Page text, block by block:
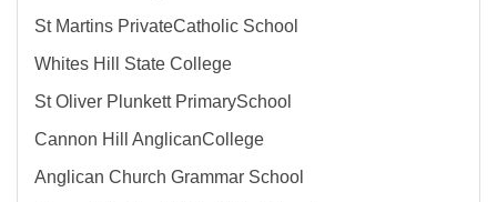
St Martins PrivateCatholic School
Whites Hill State College
St Oliver Plunkett PrimarySchool
Cannon Hill AnglicanCollege
Anglican Church Grammar School